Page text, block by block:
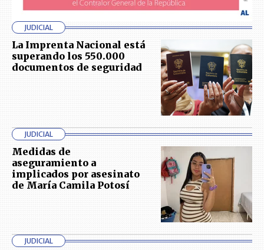
JUDICIAL
La Imprenta Nacional está
superando los 550.000
documentos de seguridad
JUDICIAL
Medidas de
aseguramiento a
implicados por asesinato
de María Camila Potosí
JUDICIAL